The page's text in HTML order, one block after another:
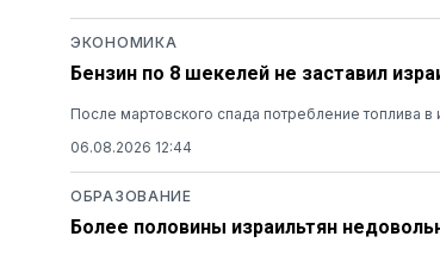
ЭКОНОМИКА
Бензин по 8 шекелей не заставил
После мартовского спада потребление топлива
06.08.2026 12:44
ОБРАЗОВАНИЕ
Более половины израильтян